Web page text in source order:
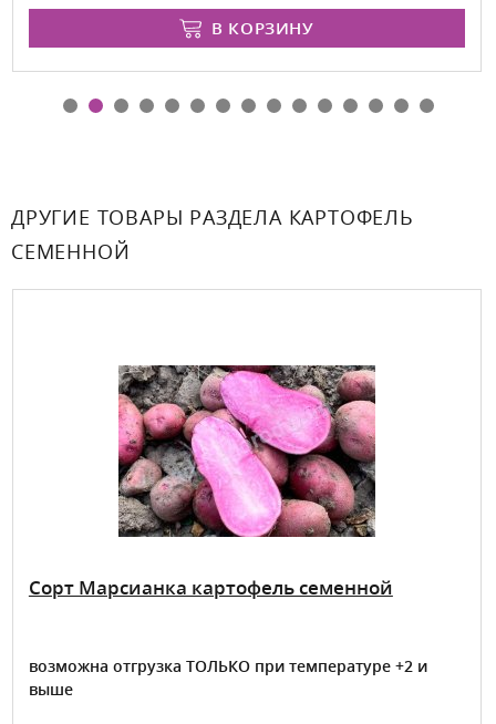
В КОРЗИНУ
ДРУГИЕ ТОВАРЫ РАЗДЕЛА КАРТОФЕЛЬ
СЕМЕННОЙ
Сорт Марсианка картофель семенной
возможна отгрузка ТОЛЬКО при температуре +2 и
выше